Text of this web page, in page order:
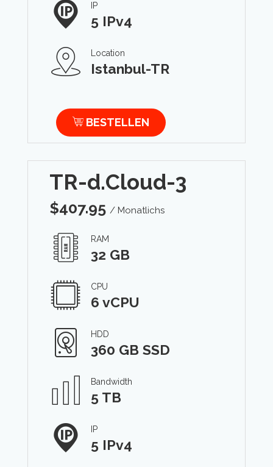
IP
5 IPv4
Location
Istanbul-TR
BESTELLEN
TR-d.Cloud-3
$407.95 / Monatlichs
RAM
32 GB
CPU
6 vCPU
HDD
360 GB SSD
Bandwidth
5 TB
IP
5 IPv4